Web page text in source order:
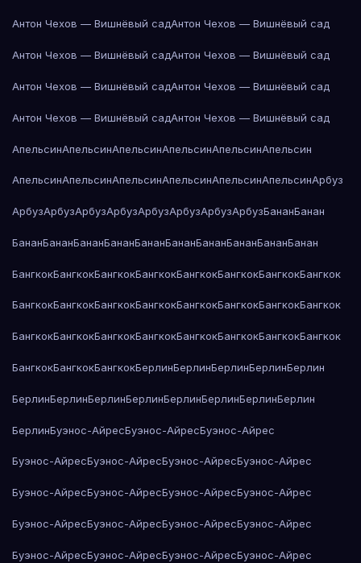
Антон Чехов — Вишнёвый садАнтон Чехов — Вишнёвый сад
Антон Чехов — Вишнёвый садАнтон Чехов — Вишнёвый сад
Антон Чехов — Вишнёвый садАнтон Чехов — Вишнёвый сад
Антон Чехов — Вишнёвый садАнтон Чехов — Вишнёвый сад
АпельсинАпельсинАпельсинАпельсинАпельсинАпельсин
АпельсинАпельсинАпельсинАпельсинАпельсинАпельсинАрбуз
АрбузАрбузАрбузАрбузАрбузАрбузАрбузАрбузБананБанан
БананБананБананБананБананБананБананБананБананБанан
БангкокБангкокБангкокБангкокБангкокБангкокБангкокБангкок
БангкокБангкокБангкокБангкокБангкокБангкокБангкокБангкок
БангкокБангкокБангкокБангкокБангкокБангкокБангкокБангкок
БангкокБангкокБангкокБерлинБерлинБерлинБерлинБерлин
БерлинБерлинБерлинБерлинБерлинБерлинБерлинБерлин
БерлинБуэнос-АйресБуэнос-АйресБуэнос-Айрес
Буэнос-АйресБуэнос-АйресБуэнос-АйресБуэнос-Айрес
Буэнос-АйресБуэнос-АйресБуэнос-АйресБуэнос-Айрес
Буэнос-АйресБуэнос-АйресБуэнос-АйресБуэнос-Айрес
Буэнос-АйресБуэнос-АйресБуэнос-АйресБуэнос-Айрес